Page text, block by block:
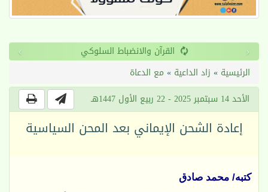
القرآن والانضباط السلوكي ‹
›
الرئيسية » زاد الداعية » مع الدعاة
الأحد 14 سبتمبر 2025 - 22 ربيع الأول 1447هـ
إعادة الشحن الإيماني بعد المحن السياسية
كتبه/ محمد صادق